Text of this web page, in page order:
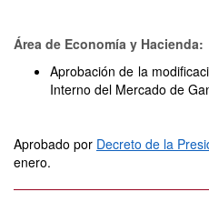
Área de Economía y Hacienda:
Aprobación de la
Interno del Mercado de
Aprobado por Decreto de la
enero.